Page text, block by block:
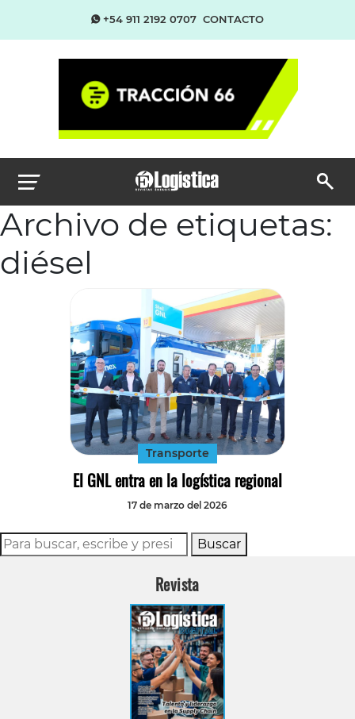
+54 911 2192 0707 CONTACTO
Archivo de etiquetas:
diésel
Transporte
El GNL entra en la logística regional
17 de marzo del 2026
Buscar
Revista